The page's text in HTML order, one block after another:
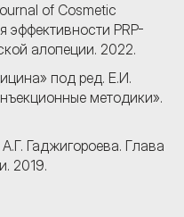
of Cosmetic
эффективности PRP-
алопеции. 2022.
под ред. Е.И.
методики».
Гаджигороева. Глава
2019.